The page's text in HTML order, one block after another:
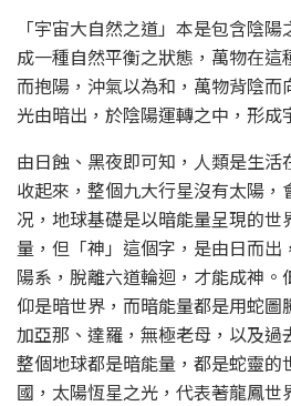
「宇宙大自然之道」本是包含陰
成一種自然平衡之狀態，萬物在
而抱陽，沖氣以為和，萬物背陰
光由暗出，於陰陽運轉之中，形成
由日蝕、黑夜即可知，人類是生
收起來，整個九大行星沒有太陽
况，地球基礎是以暗能量呈現的
量，但「神」這個字，是由日而
陽系，脫離六道輪迴，才能成神
仰是暗世界，而暗能量都是用蛇
加亞那、達羅，無極老母，以及過
整個地球都是暗能量，都是蛇靈的
國，太陽恆星之光，代表著龍鳳世